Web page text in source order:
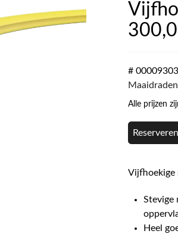
#
Maaidraden
Alle prijzen
Reserveren
Vijfhoekige
Stevige
Heel